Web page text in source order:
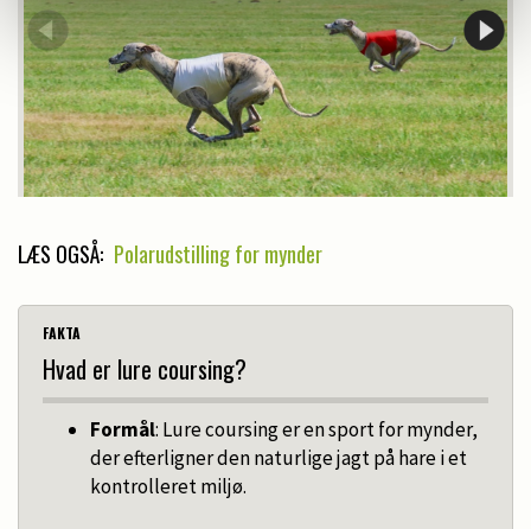
LÆS OGSÅ: Polarudstilling for mynder
FAKTA
Hvad er lure coursing?
Formål: Lure coursing er en sport for mynder,
der efterligner den naturlige jagt på hare i et
kontrolleret miljø.